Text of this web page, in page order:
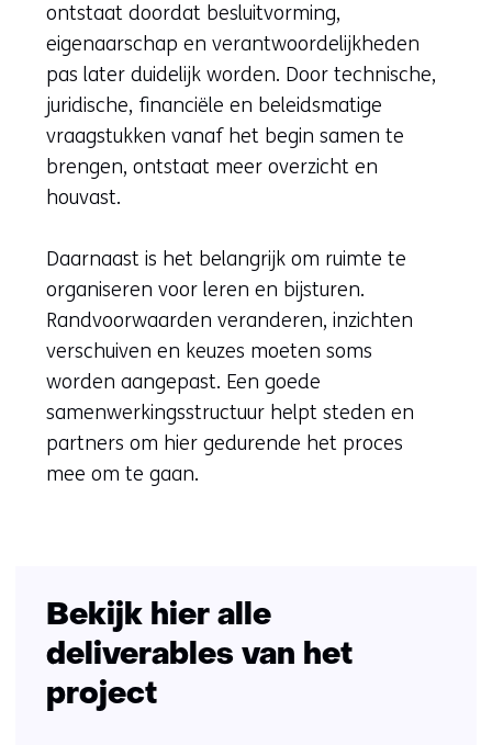
ontstaat doordat besluitvorming,
eigenaarschap en verantwoordelijkheden
pas later duidelijk worden. Door technische,
juridische, financiële en beleidsmatige
vraagstukken vanaf het begin samen te
brengen, ontstaat meer overzicht en
houvast.
Daarnaast is het belangrijk om ruimte te
organiseren voor leren en bijsturen.
Randvoorwaarden veranderen, inzichten
verschuiven en keuzes moeten soms
worden aangepast. Een goede
samenwerkingsstructuur helpt steden en
partners om hier gedurende het proces
mee om te gaan.
Bekijk hier alle
deliverables van het
project